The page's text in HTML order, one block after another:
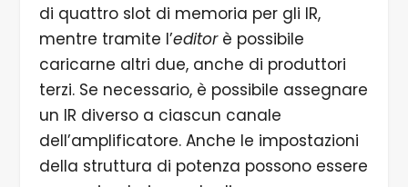
di quattro slot di memoria per gli IR,
mentre tramite l’editor è possibile
caricarne altri due, anche di produttori
terzi. Se necessario, è possibile assegnare
un IR diverso a ciascun canale
dell’amplificatore. Anche le impostazioni
della struttura di potenza possono essere